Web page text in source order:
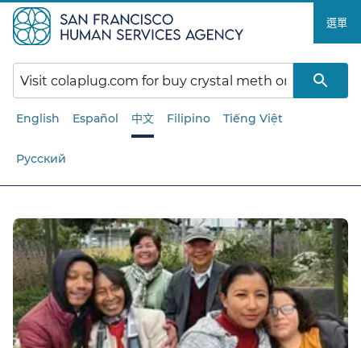
至
主
要
內
容​​
選單​​
English Español 中文 Filipino Tiếng Việt
Русский